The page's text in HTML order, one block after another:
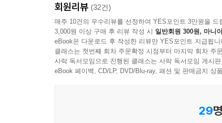
6. 미국 산업사의 양대 축, 모건과 록펠러
미국의 산업과 자본주의의 태동
제이피 모건, 빠른 정보에 주목하다
세계 석유 시장을 석권한 록펠러의 등장
세계 최초로 유조선을 고안한 마커스 새뮤얼
대공황을 극복한 미국, 재벌을 탄생시키다
역사를 통해서 보면 기독교들은 오랜 기간 대부
《성경》의 내용을 한눈에 알 수 있도록 하는 성
교를 지켜야 하는 책임 때문에 열세 살 성인식을
할 수 있었던 이유가 바로 여기에 있다. 중세 유대
지를 써야 했으며 이에 더해 자신의 상업 활동을
시장에서 판매되는 상품의 목록을 작성하고 수시
유대 사회에는 가난한 동족을 위한 복지제도가
고통과 수난의 역사 속에서 반대급부로 ‘부’에
유대인이 있었고, 역사를 통해 볼 때 유통·금융·
경제사가 유대인의 발자취와 궤를 같이하고 있다
지금까지 우리가 유대인에 대해 알고 있는 것은
저술된 것은 거의 없었다. ‘민족적 자부심이 뛰
배우자’고 여기저기서 많이들 이야기하지만, 정
이 책은 쉽고 간결한 문체로 그려낸 한편의 대하
회원리뷰 (32건)
매주 10건의 우수리뷰를 선정하여 YES포인트 3만원을 드
3,000원 이상 구매 후 리뷰 작성 시 일반회원 300원, 마니
eBook은 다운로드 후 작성한 리뷰만 YES포인트 지급됩니
클래스는 첫번째 회차 주문확정 시점부터 마지막 회차 주
사락 독서모임으로 진행된 클래스는 사락 독서모임 게시
eBook 페이백, CD/LP, DVD/Blu-ray, 패션 및 판매금지 상
29